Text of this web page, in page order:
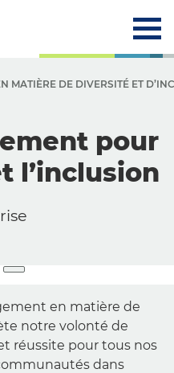
MATIÈRE DE DIVERSITÉ ET
pour
l’inclusion
en matière de
notre volonté de
réussite pour tous nos
dans